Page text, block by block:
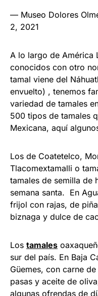
— Museo Dolores
2, 2021
A lo largo de América
conocidos con otro
tamal viene del
envuelto) , tenemos
variedad de tamales
500 tipos de tamales
Mexicana, aquí
Los de Coatetelco,
Tlacomextamalli o
tamales de semilla de
semana santa. En
frijol con rajas, de
biznaga y dulce de
Los tamales
sur del país. En Baja
Güemes, con carne
pasas y aceite de
algunas ofrendas de